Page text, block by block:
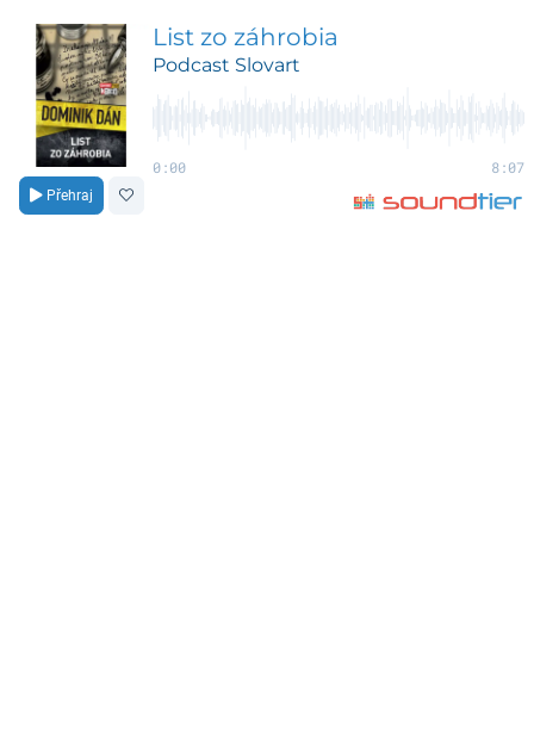
Přehraj
List zo záhrobia
Podcast Slovart
0:00 8:07